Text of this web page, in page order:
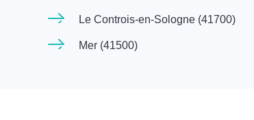
Le Controis-en-Sologne (41700)
Mer (41500)